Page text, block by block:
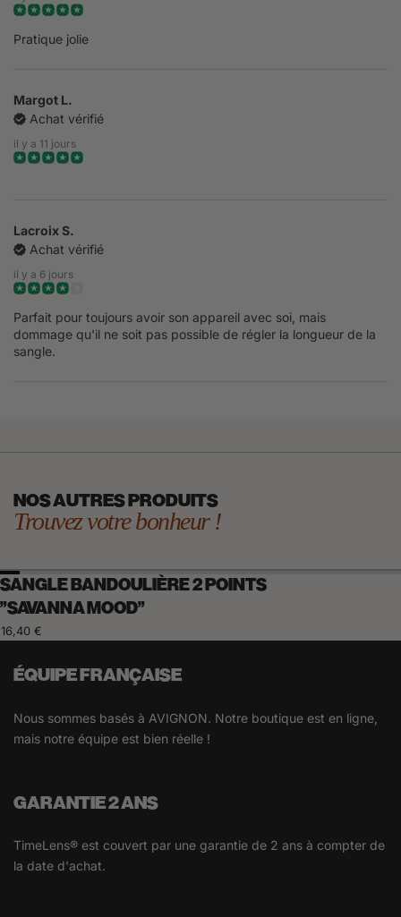
Pratique jolie
Margot L.
Achat vérifié
il y a 11 jours
Lacroix S.
Achat vérifié
il y a 6 jours
Parfait pour toujours avoir son appareil avec soi, mais
dommage qu'il ne soit pas possible de régler la longueur de la
sangle.
NOS AUTRES PRODUITS
Trouvez votre bonheur !
SANGLE BANDOULIÈRE 2 POINTS
"SAVANNA MOOD"
16,40 €
ÉQUIPE FRANÇAISE
Nous sommes basés à AVIGNON. Notre boutique est en ligne,
mais notre équipe est bien réelle !
GARANTIE 2 ANS
TimeLens® est couvert par une garantie de 2 ans à compter de
la date d'achat.